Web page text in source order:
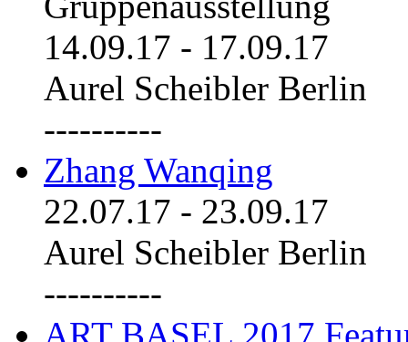
14.09.17 - 17.09.17
Aurel Scheibler Berlin
----------
Zhang Wanqing
22.07.17 - 23.09.17
Aurel Scheibler Berlin
----------
ART BASEL 2017